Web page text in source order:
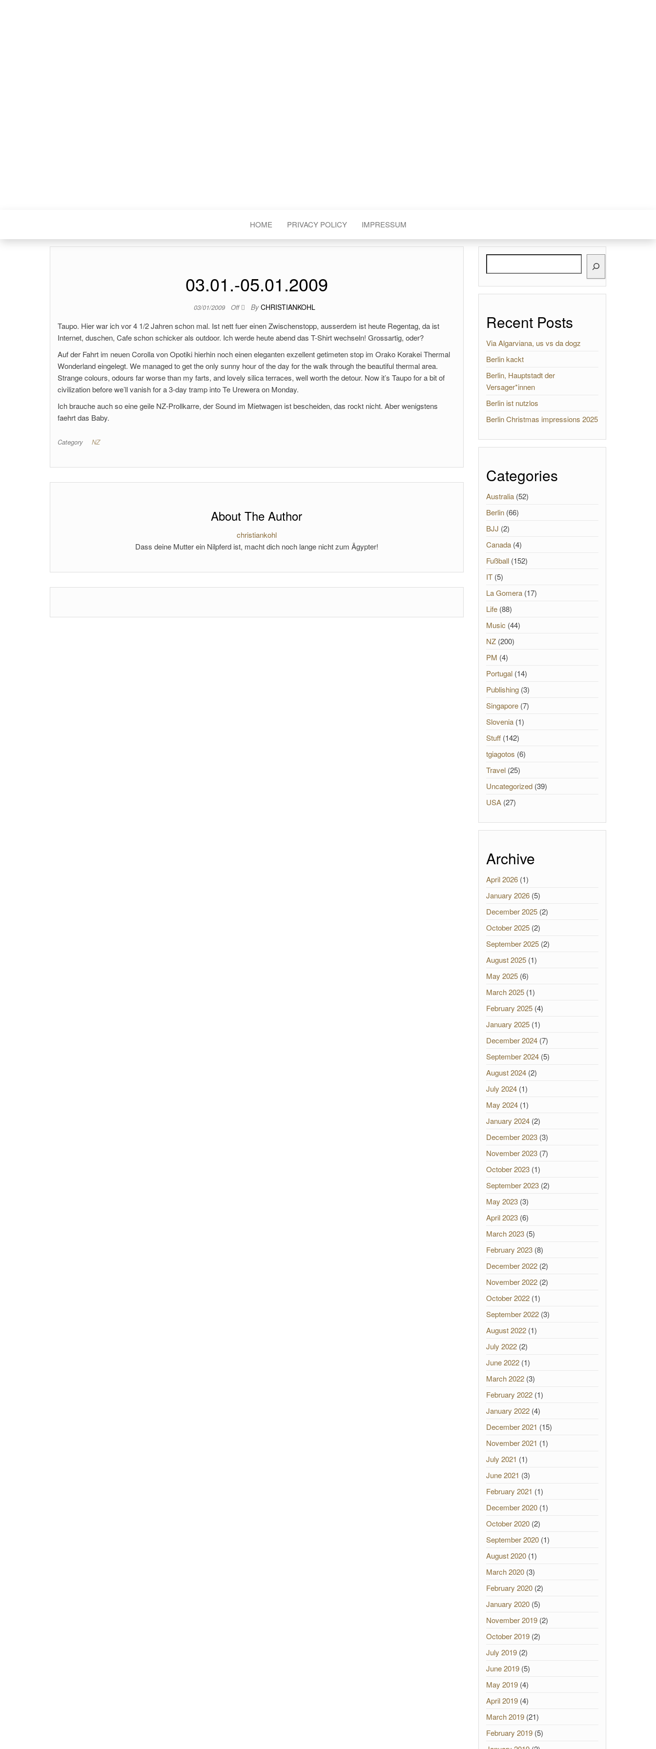
HOME PRIVACY POLICY IMPRESSUM
03.01.-05.01.2009
03/01/2009 Off By CHRISTIANKOHL
Taupo. Hier war ich vor 4 1/2 Jahren schon mal. Ist nett fuer einen Zwischenstopp, ausserdem ist heute Regentag, da ist
Internet, duschen, Cafe schon schicker als outdoor. Ich werde heute abend das T-Shirt wechseln! Grossartig, oder?
Auf der Fahrt im neuen Corolla von Opotiki hierhin noch einen eleganten exzellent getimeten stop im Orako Korakei Thermal
Wonderland eingelegt. We managed to get the only sunny hour of the day for the walk through the beautiful thermal area.
Strange colours, odours far worse than my farts, and lovely silica terraces, well worth the detour. Now it’s Taupo for a bit of
civilization before we’ll vanish for a 3-day tramp into Te Urewera on Monday.
Ich brauche auch so eine geile NZ-Prollkarre, der Sound im Mietwagen ist bescheiden, das rockt nicht. Aber wenigstens
faehrt das Baby.
Category NZ
About The Author
christiankohl
Dass deine Mutter ein Nilpferd ist, macht dich noch lange nicht zum Ägypter!
Recent Posts
Via Algarviana, us vs da dogz
Berlin kackt
Berlin, Hauptstadt der
Versager*innen
Berlin ist nutzlos
Berlin Christmas impressions 2025
Categories
Australia(52)
Berlin(66)
BJJ (2)
Canada(4)
Fußball(152)
IT(5)
La Gomera(17)
Life(88)
Music (44)
NZ(200)
PM (4)
Portugal(14)
Publishing(3)
Singapore(7)
Slovenia(1)
Stuff(142)
tgiagotos (6)
Travel(25)
Uncategorized(39)
USA(27)
Archive
April 2026(1)
January 2026(5)
December 2025(2)
October 2025(2)
September 2025(2)
August 2025(1)
May 2025(6)
March 2025(1)
February 2025(4)
January 2025(1)
December 2024(7)
September 2024(5)
August 2024(2)
July 2024(1)
May 2024(1)
January 2024(2)
December 2023(3)
November 2023(7)
October 2023(1)
September 2023(2)
May 2023(3)
April 2023(6)
March 2023(5)
February 2023(8)
December 2022(2)
November 2022(2)
October 2022(1)
September 2022(3)
August 2022(1)
July 2022(2)
June 2022(1)
March 2022(3)
February 2022(1)
January 2022(4)
December 2021 (15)
November 2021 (1)
July 2021 (1)
June 2021 (3)
February 2021 (1)
December 2020(1)
October 2020(2)
September 2020(1)
August 2020(1)
March 2020(3)
February 2020(2)
January 2020(5)
November 2019(2)
October 2019(2)
July 2019(2)
June 2019(5)
May 2019(4)
April 2019(4)
March 2019(21)
February 2019(5)